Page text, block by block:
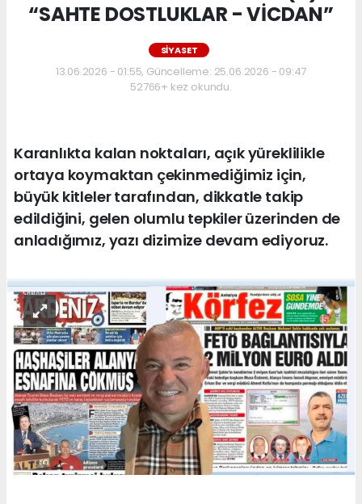
“SAHTE DOSTLUKLAR - VİCDAN”
SİYASET
13.06.2026 - 01:55, Güncelleme: 25.06.2026 - 09:47
52766+ kez okundu.
Karanlıkta kalan noktaları, açık yüreklilikle
ortaya koymaktan çekinmediğimiz için,
büyük kitleler tarafından, dikkatle takip
edildiğini, gelen olumlu tepkiler üzerinden de
anladığımız, yazı dizimize devam ediyoruz.